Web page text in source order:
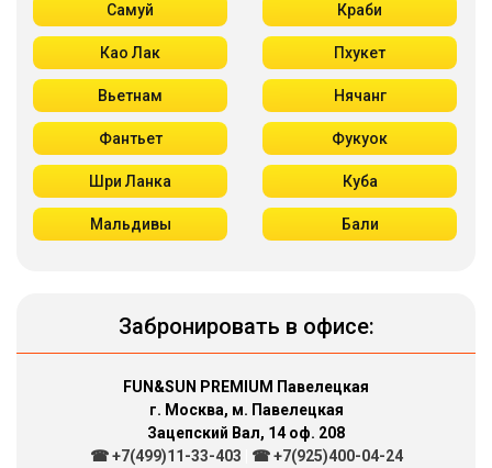
Самуй Краби
Као Лак Пхукет
Вьетнам Нячанг
Фантьет Фукуок
Шри Ланка Куба
Мальдивы Бали
Забронировать в офисе:
FUN&SUN PREMIUM Павелецкая
г. Москва, м. Павелецкая
Зацепский Вал, 14 оф. 208
☎ +7(499)11-33-403
☎ +7(925)400-04-24